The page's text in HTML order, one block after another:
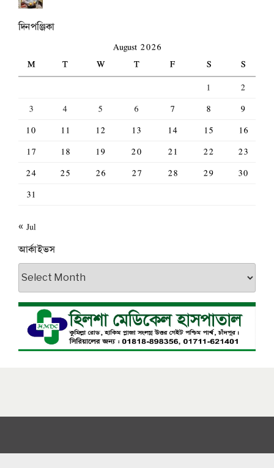
দিনপঞ্জিকা
August 2026
M
T W T F S
S
1
2
3
4 5 6 7 8
9
10
11 12 13 14 15
16
17
18 19 20 21 22
23
24
25 26 27 28 29
30
31
« Jul
আর্কাইভস
আর্কাইভস